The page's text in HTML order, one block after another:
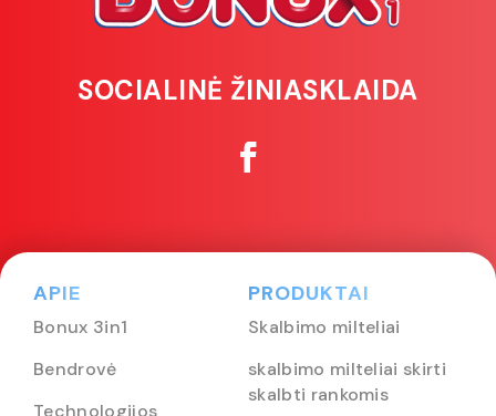
SOCIALINĖ ŽINIASKLAIDA
APIE
Bonux 3in1
Bendrovė
PRODUKTAI
Skalbimo milteliai
skalbimo milteliai skirti
skalbti rankomis